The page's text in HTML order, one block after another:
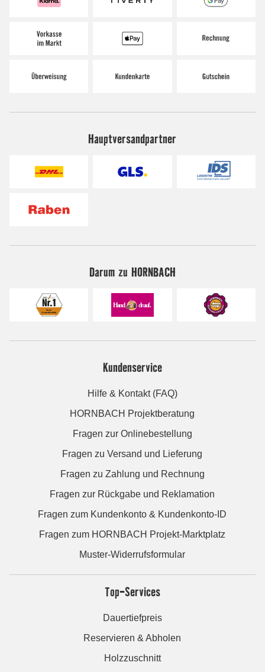
Hauptversandpartner
Darum zu HORNBACH
Kundenservice
Hilfe & Kontakt (FAQ)
HORNBACH Projektberatung
Fragen zur Onlinebestellung
Fragen zu Versand und Lieferung
Fragen zu Zahlung und Rechnung
Fragen zur Rückgabe und Reklamation
Fragen zum Kundenkonto & Kundenkonto-ID
Fragen zum HORNBACH Projekt-Marktplatz
Muster-Widerrufsformular
Top-Services
Dauertiefpreis
Reservieren & Abholen
Holzzuschnitt